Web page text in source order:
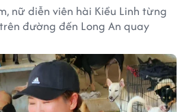
nữ diễn viên hài Kiều Linh từng
đường đến Long An quay